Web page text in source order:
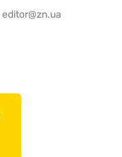
editor@zn.ua